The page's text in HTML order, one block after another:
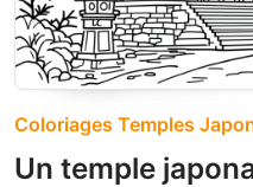
Coloriages Temples
Un temple